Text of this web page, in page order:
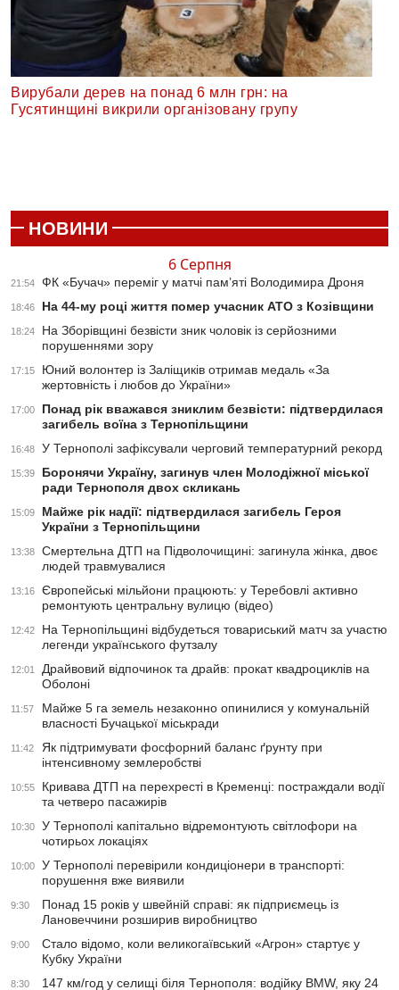
Вирубали дерев на понад 6 млн грн: на
Гусятинщині викрили організовану групу
НОВИНИ
6 Серпня
21:54 ФК «Бучач» переміг у матчі пам’яті Володимира Дроня
18:46 На 44-му році життя помер учасник АТО з Козівщини
18:24
На Зборівщині безвісти зник чоловік із серйозними
порушеннями зору
17:15
Юний волонтер із Заліщиків отримав медаль «За
жертовність і любов до України»
17:00
Понад рік вважався зниклим безвісти: підтвердилася
загибель воїна з Тернопільщини
16:48 У Тернополі зафіксували черговий температурний рекорд
15:39
Боронячи Україну, загинув член Молодіжної міської
ради Тернополя двох скликань
15:09
Майже рік надії: підтвердилася загибель Героя
України з Тернопільщини
13:38
Смертельна ДТП на Підволочищині: загинула жінка, двоє
людей травмувалися
13:16
Європейські мільйони працюють: у Теребовлі активно
ремонтують центральну вулицю (відео)
12:42
На Тернопільщині відбудеться товариський матч за участю
легенди українського футзалу
12:01
Драйвовий відпочинок та драйв: прокат квадроциклів на
Оболоні
11:57
Майже 5 га земель незаконно опинилися у комунальній
власності Бучацької міськради
11:42
Як підтримувати фосфорний баланс ґрунту при
інтенсивному землеробстві
10:55
Кривава ДТП на перехресті в Кременці: постраждали водії
та четверо пасажирів
10:30
У Тернополі капітально відремонтують світлофори на
чотирьох локаціях
10:00
У Тернополі перевірили кондиціонери в транспорті:
порушення вже виявили
9:30
Понад 15 років у швейній справі: як підприємець із
Лановеччини розширив виробництво
9:00
Стало відомо, коли великогаївський «Агрон» стартує у
Кубку України
8:30 147 км/год у селищі біля Тернополя: водійку BMW, яку 24